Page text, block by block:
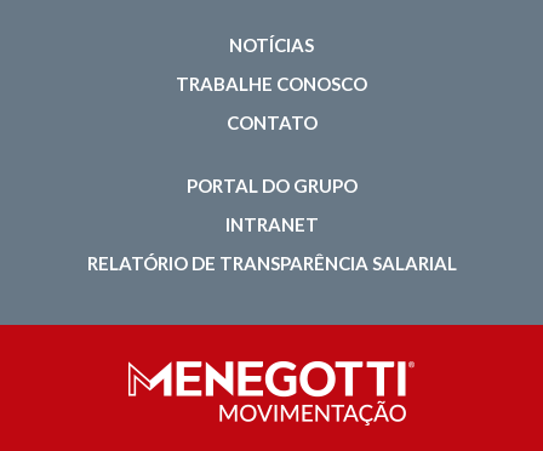
NOTÍCIAS
TRABALHE CONOSCO
CONTATO
PORTAL DO GRUPO
INTRANET
RELATÓRIO DE TRANSPARÊNCIA SALARIAL